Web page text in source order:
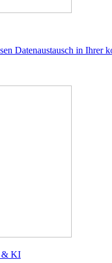
Datenaustausch in Ihrer
& KI